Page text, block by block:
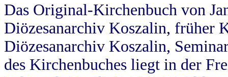
Das Original-Kirchenbuch von
Diözesanarchiv Koszalin, früher
Diözesanarchiv Koszalin,
des Kirchenbuches liegt in der